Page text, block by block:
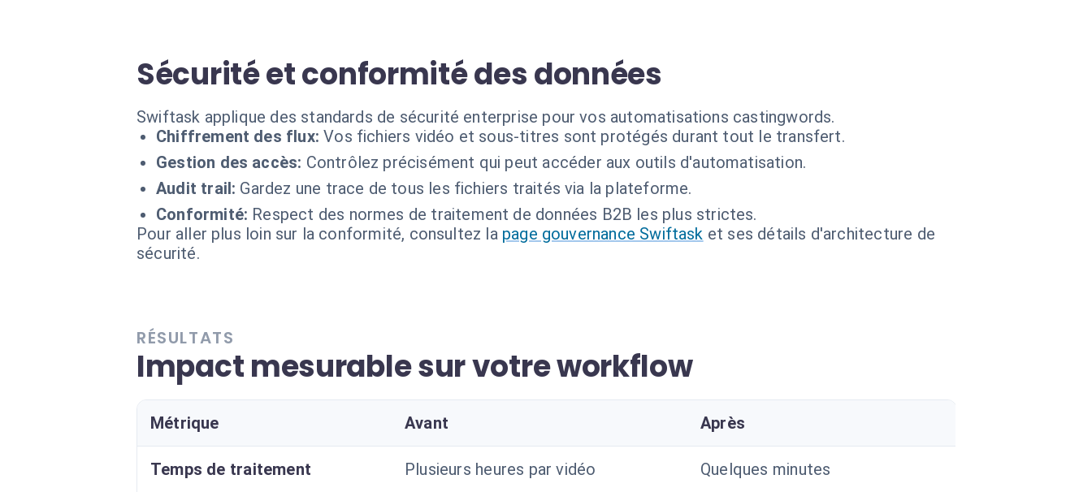
Sécurité et conformité des données
Swiftask applique des standards de sécurité enterprise pour vos automatisations castingwords.
Chiffrement des flux: Vos fichiers vidéo et sous-titres sont protégés durant tout le transfert.
Gestion des accès: Contrôlez précisément qui peut accéder aux outils d'automatisation.
Audit trail: Gardez une trace de tous les fichiers traités via la plateforme.
Conformité: Respect des normes de traitement de données B2B les plus strictes.
Pour aller plus loin sur la conformité, consultez la page gouvernance Swiftask et ses détails d'architecture de
sécurité.
RÉSULTATS
Impact mesurable sur votre workflow
Métrique Avant Après
Temps de traitement Plusieurs heures par vidéo Quelques minutes